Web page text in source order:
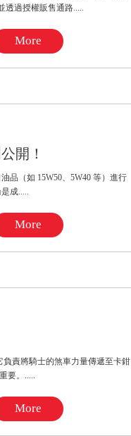
透過授權販售通路.....
More
開！
品（如 15W50、5W40 等）進行
成.....
More
責將騎士的煞車力量傳遞至卡鉗
要。.....
More